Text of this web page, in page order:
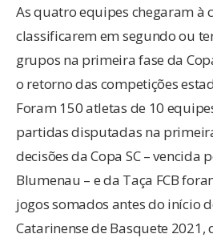
As quatro equipes chegaram à
classificarem em segundo ou
grupos na primeira fase da
o retorno das competições
Foram 150 atletas de 10
partidas disputadas na
decisões da Copa SC –vencida
Blumenau – e da Taça FCB
jogos somados antes do início
Catarinense de Basquete 2021,